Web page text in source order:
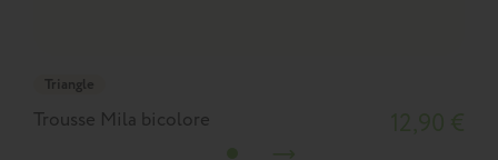
Triangle
Trousse Mila bicolore